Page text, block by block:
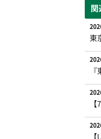
関
東